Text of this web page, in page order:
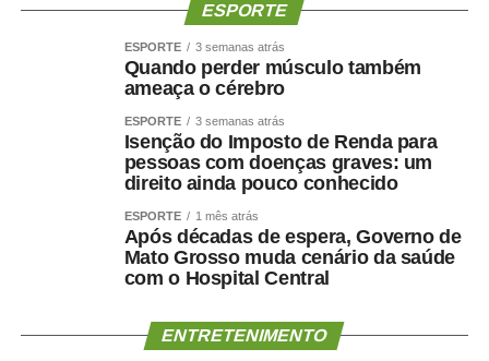
“Quem pretende governar um Estado precisa, antes de
tudo, demonstrar que sua palavra tem valor. Precisa
respeitar compromissos, aliados e pessoas que
aceitaram caminhar ao seu lado.”
O empresário também afirmou que não pretende
naturalizar o episódio como parte da disputa eleitoral.
“Não faço política dessa maneira e não aceitarei
naturalizar esse tipo de comportamento.”
Ao concluir, Maluf disse que deixa a situação com a
consciência tranquila e atribuiu a responsabilidade pela
decisão aos responsáveis pela mudança.
ESPORTE
ESPORTE 3 semanas atrás
Quando perder músculo também
ameaça o cérebro
ESPORTE 3 semanas atrás
Isenção do Imposto de Renda para
pessoas com doenças graves: um
direito ainda pouco conhecido
ESPORTE 1 mês atrás
Após décadas de espera, Governo de
Mato Grosso muda cenário da saúde
com o Hospital Central
ENTRETENIMENTO